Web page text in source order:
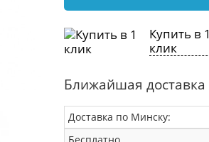
Купить в 1
клик
Ближайшая доставка
Доставка по Минску: